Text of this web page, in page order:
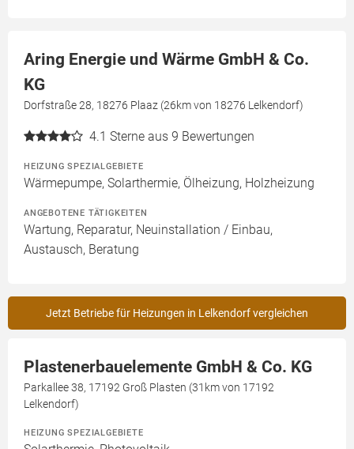
Aring Energie und Wärme GmbH & Co.
KG
Dorfstraße 28, 18276 Plaaz (26km von 18276 Lelkendorf)
4.1 Sterne aus 9 Bewertungen
HEIZUNG SPEZIALGEBIETE
Wärmepumpe, Solarthermie, Ölheizung, Holzheizung
ANGEBOTENE TÄTIGKEITEN
Wartung, Reparatur, Neuinstallation / Einbau,
Austausch, Beratung
Jetzt Betriebe für Heizungen in Lelkendorf vergleichen
Plastenerbauelemente GmbH & Co. KG
Parkallee 38, 17192 Groß Plasten (31km von 17192
Lelkendorf)
HEIZUNG SPEZIALGEBIETE